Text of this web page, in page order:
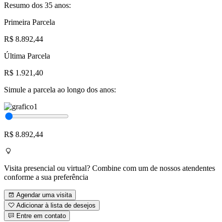
Resumo dos 35 anos:
Primeira Parcela
R$ 8.892,44
Última Parcela
R$ 1.921,40
Simule a parcela ao longo dos anos:
R$ 8.892,44
Visita presencial ou virtual? Combine com um de nossos atendentes
conforme a sua preferência
Agendar uma visita
Adicionar à lista de desejos
Entre em contato